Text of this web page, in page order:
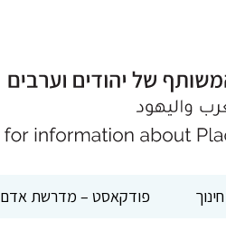
חינוך פודקאסט – מדרשת אדם